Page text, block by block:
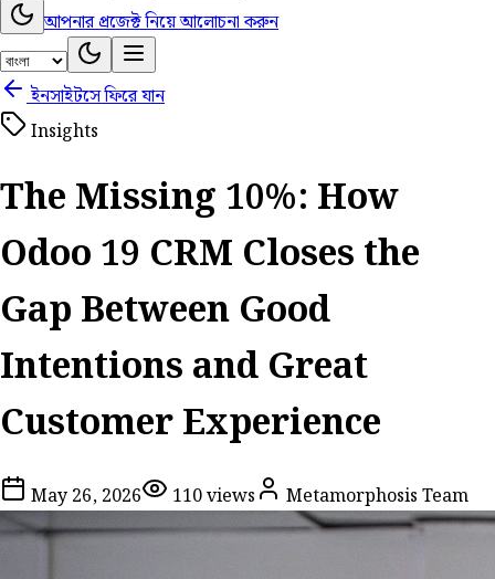
আপনার প্রজেক্ট নিয়ে আলোচনা করুন
ইনসাইটসে ফিরে যান
Insights
The Missing 10%: How
Odoo 19 CRM Closes the
Gap Between Good
Intentions and Great
Customer Experience
May 26, 2026 110views Metamorphosis Team